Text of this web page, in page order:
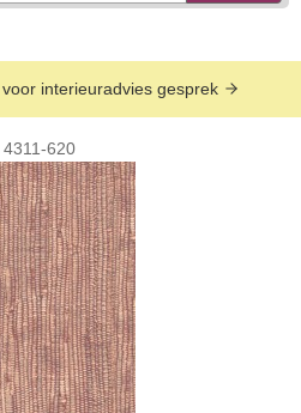
interieuradvies gesprek
4311-620